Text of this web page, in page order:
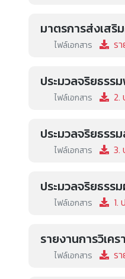
มาตรการส่งเสริ
ไฟล์เอกสาร ร
ประมวลจริยธร
ไฟล์เอกสาร 2.
ประมวลจริยธร
ไฟล์เอกสาร 3.
ประมวลจริยธรร
ไฟล์เอกสาร 1.
รายงานการวิเค
ไฟล์เอกสาร ร